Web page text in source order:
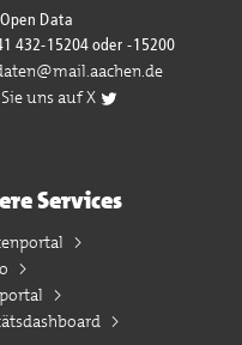
Open Data
432-15204 oder -15200
uns auf X
Services